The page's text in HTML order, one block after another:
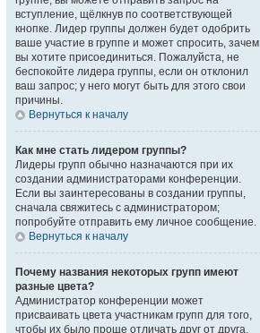
вступление, щёлкнув по соответствующей
кнопке. Лидер группы должен будет одобрить
ваше участие в группе и может спросить, зачем
вы хотите присоединиться. Пожалуйста, не
беспокойте лидера группы, если он отклонил
ваш запрос; у него могут быть для этого свои
причины.
Вернуться к началу
Как мне стать лидером группы?
Лидеры групп обычно назначаются при их
создании администраторами конференции.
Если вы заинтересованы в создании группы,
сначала свяжитесь с администратором;
попробуйте отправить ему личное сообщение.
Вернуться к началу
Почему названия некоторых групп имеют
разные цвета?
Администратор конференции может
присваивать цвета участникам групп для того,
чтобы их было проще отличать друг от друга.